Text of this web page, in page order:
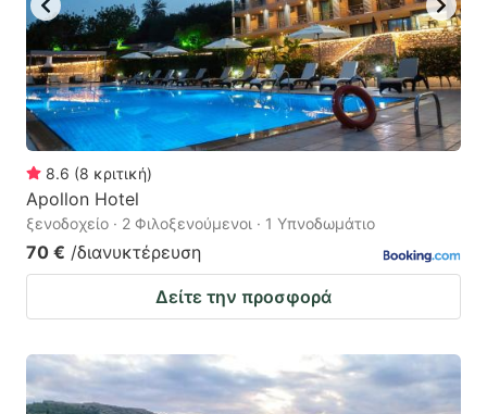
8.6 (8 κριτική)
Apollon Hotel
ξενοδοχείο · 2 Φιλοξενούμενοι · 1 Υπνοδωμάτιο
70 € /διανυκτέρευση
Δείτε την προσφορά